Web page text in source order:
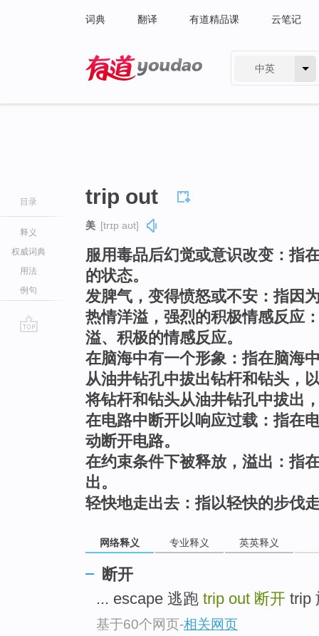
词典 翻译 有道精品课 云笔记
中英
目录
释义
权威词典
用法
例句
trip out
美 [trɪp aʊt]
服用毒品后幻觉或意识改变：指
的状态。
发脾气，变得愤怒或不安：指因
热情洋溢，强烈的积极情感反应
溢、积极的情感反应。
在脑海中有一个形象：指在脑海
从油井钻孔中拔出钻杆和钻头，
将钻杆和钻头从油井钻孔中拔出
在电路中断开以响应过载：指在
动断开电路。
在约束条件下被释放，溢出：指
出。
轻快地走出去：指以轻快的步伐
网络释义 专业释义 英英释义
断开
... escape 逃跑 trip out 断开 trip
基于60个网页-相关网页